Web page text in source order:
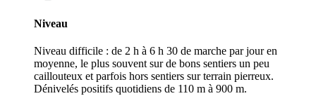
Niveau
Niveau difficile : de 2 h à 6 h 30 de marche par jour en
moyenne, le plus souvent sur de bons sentiers un peu
caillouteux et parfois hors sentiers sur terrain pierreux.
Dénivelés positifs quotidiens de 110 m à 900 m.